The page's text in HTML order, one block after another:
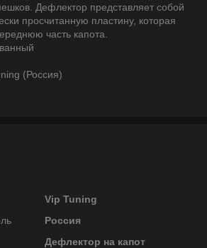
Дефлектор представляет собой
просчитанную пластину, которая
часть капота.
(Россия)
Vip Tuning
Россия
Дефлектор на капот